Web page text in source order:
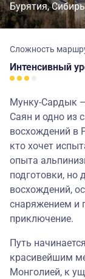
Бурятия Сибирь
Сложность
Интенсивный
Мунку-Сардык
Саян и одно из
восхождений в
кто хочет
опыта
подготовки, но
восхождений,
снаряжением и
приключение.
Путь
красивейшим
Монголией, к